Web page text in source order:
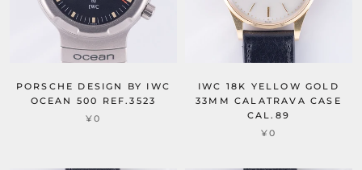
PORSCHE DESIGN BY IWC
OCEAN 500 REF.3523
¥0
IWC 18K YELLOW GOLD
33MM CALATRAVA CASE
CAL.89
¥0